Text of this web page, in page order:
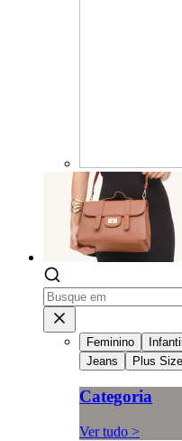
Feminino Infantil
Jeans
Plus Size
Categoria
Ver tudo >